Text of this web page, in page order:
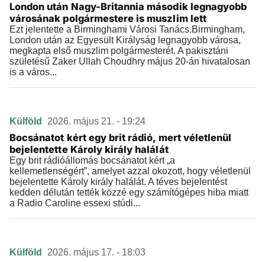
London után Nagy-Britannia második legnagyobb
városának polgármestere is muszlim lett
Ezt jelentette a Birminghami Városi Tanács.Birmingham,
London után az Egyesült Királyság legnagyobb városa,
megkapta első muszlim polgármesterét. A pakisztáni
születésű Zaker Ullah Choudhry május 20-án hivatalosan
is a város...
Külföld 2026. május 21. - 19:24
Bocsánatot kért egy brit rádió, mert véletlenül
bejelentette Károly király halálát
Egy brit rádióállomás bocsánatot kért „a
kellemetlenségért”, amelyet azzal okozott, hogy véletlenül
bejelentette Károly király halálát. A téves bejelentést
kedden délután tették közzé egy számítógépes hiba miatt
a Radio Caroline essexi stúdi...
Külföld 2026. május 17. - 18:03